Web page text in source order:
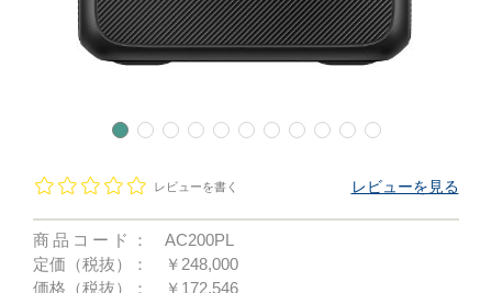
レビューを書く レビューを見る
商品コード：
AC200PL
定価（税抜）：
￥248,000
価格（税抜）：
￥172,546